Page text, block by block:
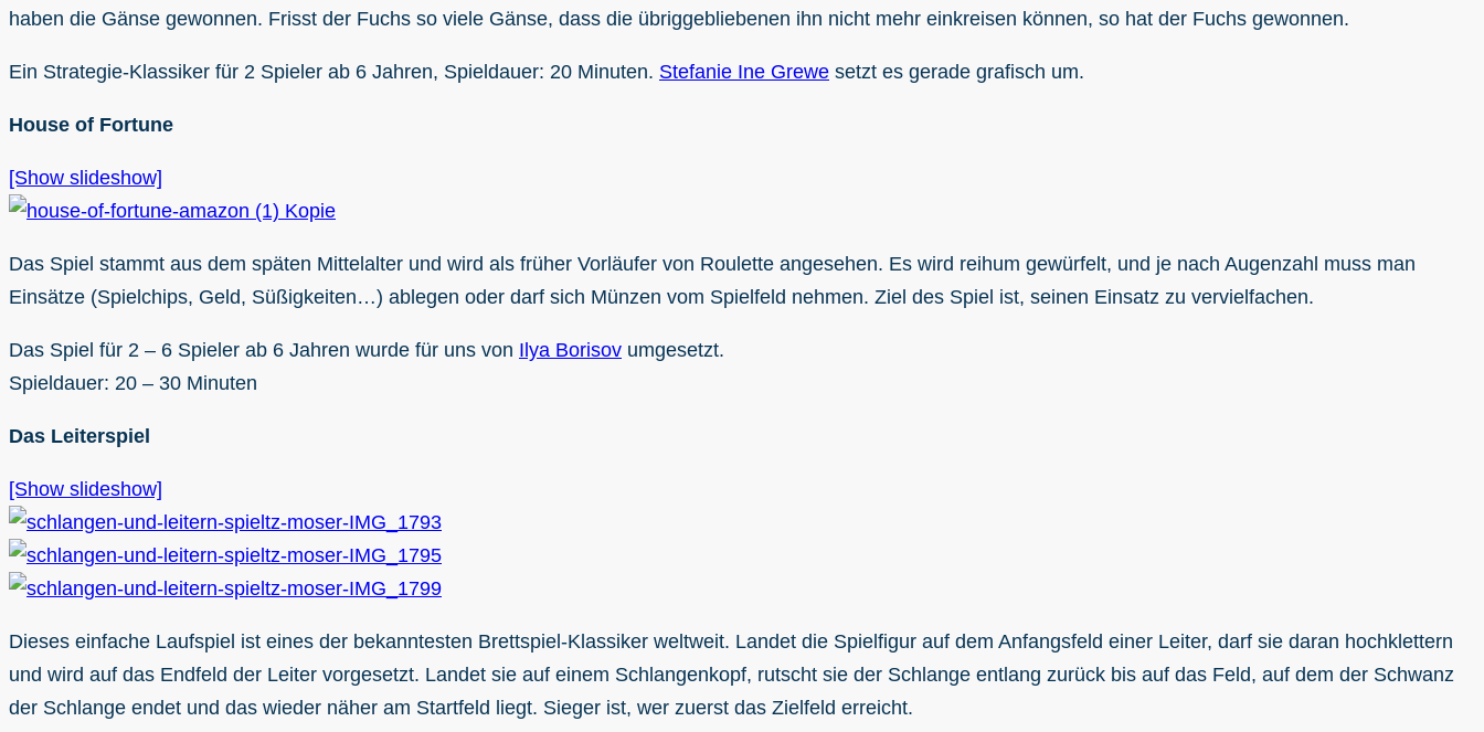
haben die Gänse gewonnen. Frisst der Fuchs so viele Gänse, dass die übriggebliebenen ihn nicht mehr einkreisen können, so hat der Fuchs gewonnen.
Ein Strategie-Klassiker für 2 Spieler ab 6 Jahren, Spieldauer: 20 Minuten. Stefanie Ine Grewe setzt es gerade grafisch um.
House of Fortune
[Show slideshow]
Das Spiel stammt aus dem späten Mittelalter und wird als früher Vorläufer von Roulette angesehen. Es wird reihum gewürfelt, und je nach Augenzahl muss man
Einsätze (Spielchips, Geld, Süßigkeiten…) ablegen oder darf sich Münzen vom Spielfeld nehmen. Ziel des Spiel ist, seinen Einsatz zu vervielfachen.
Das Spiel für 2 – 6 Spieler ab 6 Jahren wurde für uns von Ilya Borisov umgesetzt.
Spieldauer: 20 – 30 Minuten
Das Leiterspiel
[Show slideshow]
Dieses einfache Laufspiel ist eines der bekanntesten Brettspiel-Klassiker weltweit. Landet die Spielfigur auf dem Anfangsfeld einer Leiter, darf sie daran hochklettern
und wird auf das Endfeld der Leiter vorgesetzt. Landet sie auf einem Schlangenkopf, rutscht sie der Schlange entlang zurück bis auf das Feld, auf dem der Schwanz
der Schlange endet und das wieder näher am Startfeld liegt. Sieger ist, wer zuerst das Zielfeld erreicht.